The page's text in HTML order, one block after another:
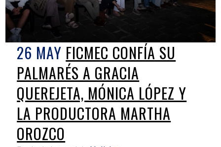
26 MAY FICMEC CONFÍA SU
PALMARÉS A GRACIA
QUEREJETA, MÓNICA LÓPEZ Y
LA PRODUCTORA MARTHA
OROZCO